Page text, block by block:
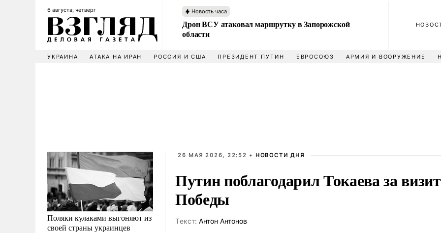
6 августа, четверг Новость часа
Дрон ВСУ атаковал маршрутку в Запорожской
области
УКРАИНА АТАКА НА ИРАН РОССИЯ И США ПРЕЗИДЕНТ ПУТИН ЕВРОСОЮЗ АРМИЯ И ВООРУЖЕНИЕ
Поляки кулаками выгоняют из
своей страны украинцев
26 МАЯ 2026, 22:52 • НОВОСТИ ДНЯ
Путин поблагодарил Токаева за
Победы
Tекст: Антон Антонов